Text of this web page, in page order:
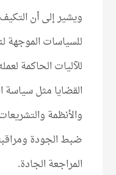
ويشير إلى أن
للسياسات الموجهة
للآليات الحاكمة
القضايا مثل
والأنظمة
ضبط الجودة
المراجعة الجادة.